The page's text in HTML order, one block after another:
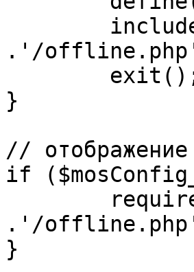
.'/
}
// отображение
if
.'/
}